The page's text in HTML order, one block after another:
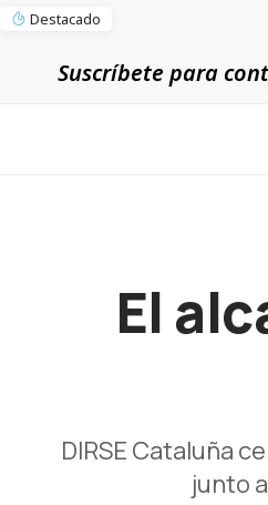
Destacado
Suscríbete para
El
DIRSE Cataluña
junto